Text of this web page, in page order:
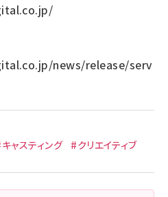
news/release/serv
ャスティング
#クリエイティブ